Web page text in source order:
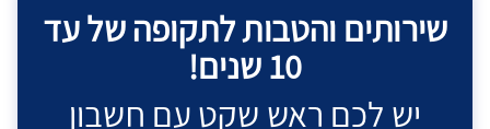
שירותים והטבות לתקופה של עד
10 שנים!
יש לכם ראש שקט עם חשבון